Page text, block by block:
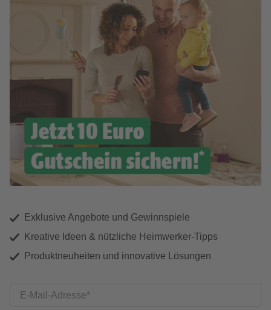
Exklusive Angebote und Gewinnspiele
Kreative Ideen & nützliche Heimwerker-Tipps
Produktneuheiten und innovative Lösungen
E-Mail-Adresse